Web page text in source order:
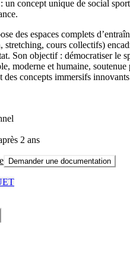
un concept unique de social
des espaces complets
stretching, cours collectifs)
Son objectif : démocratiser le
moderne et humaine, soutenue
des concepts immersifs
2 ans
Demander une documentation